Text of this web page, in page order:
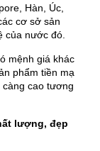
Hàn, Úc,
cơ sở sản
của nước đó.
mệnh giá khác
phẩm tiền mạ
cao tương
lượng, đẹp